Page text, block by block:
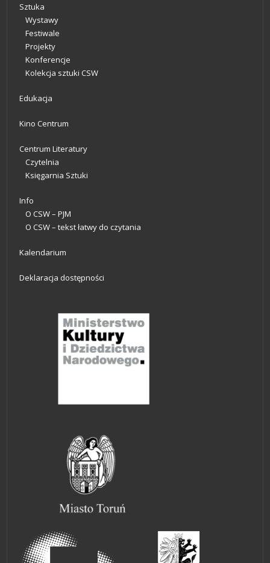
Sztuka
Wystawy
Festiwale
Projekty
Konferencje
Kolekcja sztuki CSW
Edukacja
Kino Centrum
Centrum Literatury
Czytelnia
Księgarnia Sztuki
Info
O CSW – PJM
O CSW – tekst łatwy do czytania
Kalendarium
Deklaracja dostępności